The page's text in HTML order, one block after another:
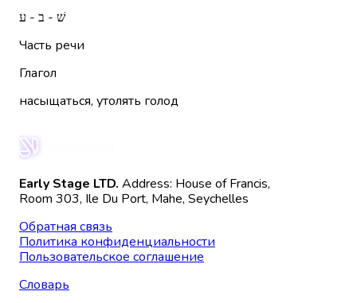
שׁ - ב - ע
Часть речи
Глагол
насыщаться, утолять голод
Early Stage LTD. Address: House of Francis,
Room 303, Ile Du Port, Mahe, Seychelles
Обратная связь
Политика конфиденциальности
Пользовательское соглашение
Словарь